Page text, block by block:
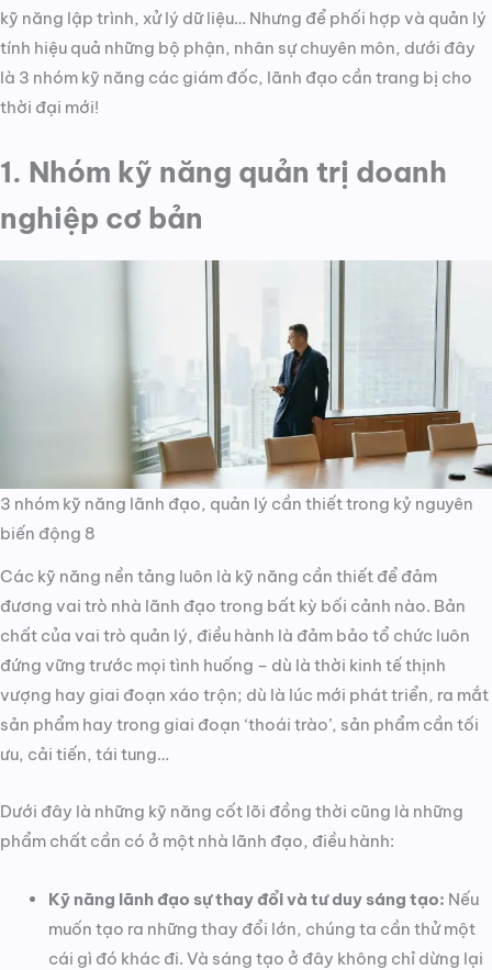
kỹ năng lập trình, xử lý dữ liệu… Nhưng để phối hợp và quản lý
tính hiệu quả những bộ phận, nhân sự chuyên môn, dưới đây
là 3 nhóm kỹ năng các giám đốc, lãnh đạo cần trang bị cho
thời đại mới!
1. Nhóm kỹ năng quản trị doanh
nghiệp cơ bản
3 nhóm kỹ năng lãnh đạo, quản lý cần thiết trong kỷ nguyên
biến động 8
Các kỹ năng nền tảng luôn là kỹ năng cần thiết để đảm
đương vai trò nhà lãnh đạo trong bất kỳ bối cảnh nào. Bản
chất của vai trò quản lý, điều hành là đảm bảo tổ chức luôn
đứng vững trước mọi tình huống – dù là thời kinh tế thịnh
vượng hay giai đoạn xáo trộn; dù là lúc mới phát triển, ra mắt
sản phẩm hay trong giai đoạn ‘thoái trào’, sản phẩm cần tối
ưu, cải tiến, tái tung…
Dưới đây là những kỹ năng cốt lõi đồng thời cũng là những
phẩm chất cần có ở một nhà lãnh đạo, điều hành:
Kỹ năng lãnh đạo sự thay đổi và tư duy sáng tạo: Nếu
muốn tạo ra những thay đổi lớn, chúng ta cần thử một
cái gì đó khác đi. Và sáng tạo ở đây không chỉ dừng lại